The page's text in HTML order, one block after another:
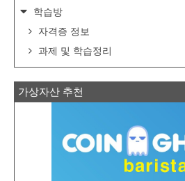
학습방
자격증 정보
과제 및 학습정리
가상자산 추천